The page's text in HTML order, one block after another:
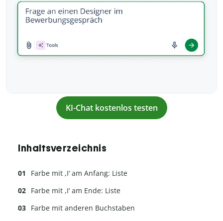
KI-Chat kostenlos testen
Inhaltsverzeichnis
Farbe mit ,I‘ am Anfang: Liste
Farbe mit ,I‘ am Ende: Liste
Farbe mit anderen Buchstaben